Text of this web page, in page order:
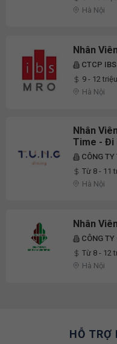
Hà Nội
Nhân
CTCP
9 - 12
Hà Nội
Nhân
Time - Đi
Hà Nội
CÔNG
Từ 8 - 11
Hà Nội
Nhân
CÔNG
Từ 8 - 12
Hà Nội
HỖ TRỢ